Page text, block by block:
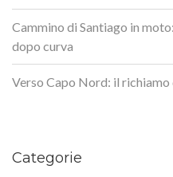
Cammino di Santiago in
dopo curva
Verso Capo Nord: il richiamo
Categorie